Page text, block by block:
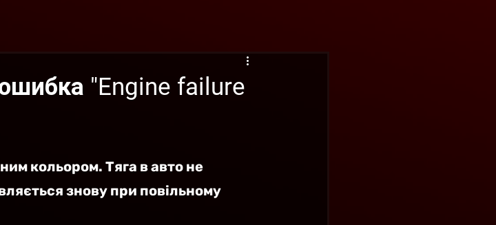
"Engine failure
кольором. Тяга в авто не
знову при повільному